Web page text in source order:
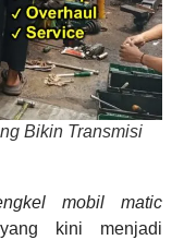
Bikin Transmisi
mobil matic
kini menjadi